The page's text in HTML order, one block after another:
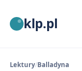
klp.pl
Lektury/Balladyna